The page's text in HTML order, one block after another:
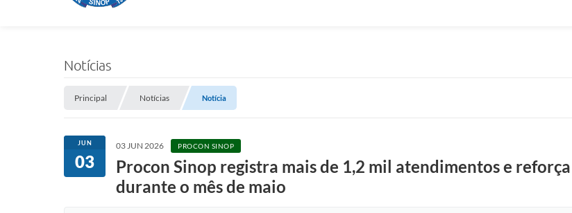
Notícias
Principal Notícias Notícia
JUN
03
03 JUN 2026 PROCON SINOP
Procon Sinop registra mais de 1,2 mil atendimentos e
durante o mês de maio